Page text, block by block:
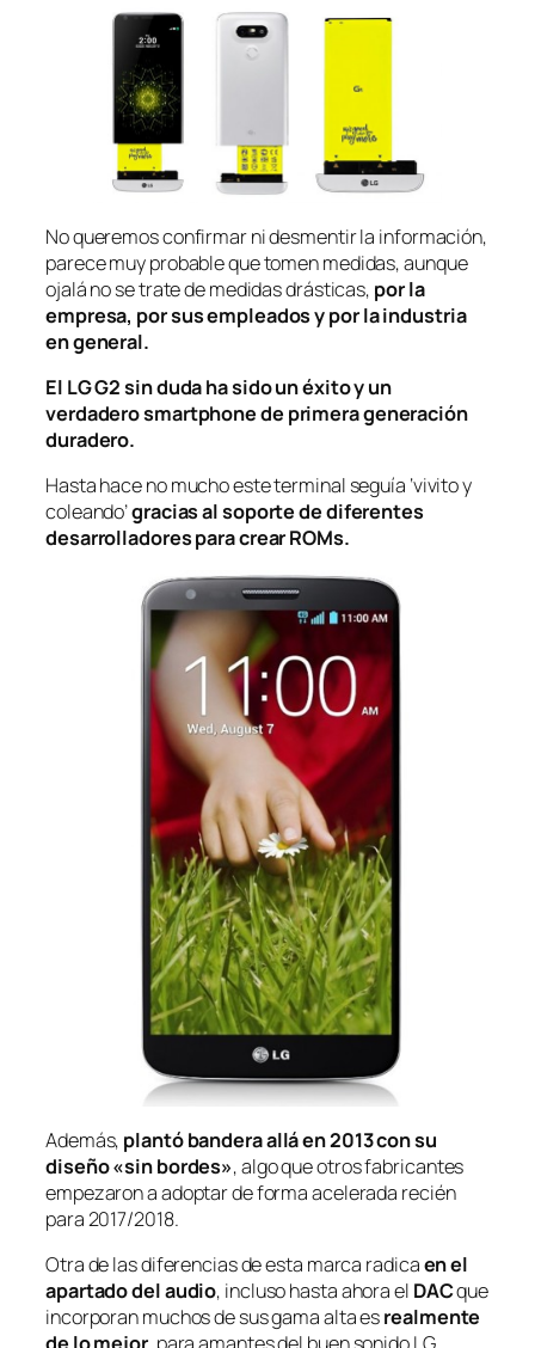
No queremos confirmar ni desmentir la información,
parece muy probable que tomen medidas, aunque
ojalá no se trate de medidas drásticas, por la
empresa, por sus empleados y por la industria
en general.
El LG G2 sin duda ha sido un éxito y un
verdaderosmartphonede primera generación
duradero.
Hasta hace no mucho este terminal seguía ‘vivito y
coleando’gracias al soporte de diferentes
desarrolladores para crear ROMs.
Además, plantó bandera allá en 2013 con su
diseño «sin bordes», algo que otros fabricantes
empezaron a adoptar de forma acelerada recién
para 2017/2018.
Otra de las diferencias de esta marca radicaen el
apartado del audio, incluso hasta ahora el DACque
incorporan muchos de sus gama alta esrealmente